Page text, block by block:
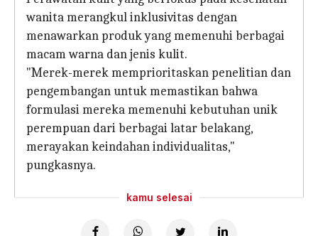
wanita merangkul inklusivitas dengan
menawarkan produk yang memenuhi berbagai
macam warna dan jenis kulit.
"Merek-merek memprioritaskan penelitian dan
pengembangan untuk memastikan bahwa
formulasi mereka memenuhi kebutuhan unik
perempuan dari berbagai latar belakang,
merayakan keindahan individualitas,"
pungkasnya.
kamu selesai